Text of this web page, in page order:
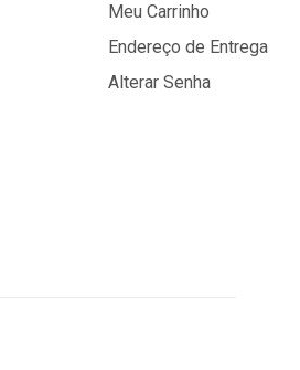
Meu Carrinho
Endereço de Entrega
Alterar Senha